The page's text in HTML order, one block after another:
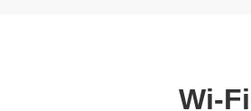
Wi-